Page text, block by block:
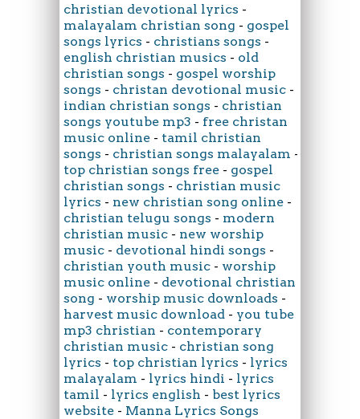
christian devotional lyrics -
malayalam christian song - gospel
songs lyrics - christians songs -
english christian musics - old
christian songs - gospel worship
songs - christan devotional music -
indian christian songs - christian
songs youtube mp3 - free christan
music online - tamil christian
songs - christian songs malayalam -
top christian songs free - gospel
christian songs - christian music
lyrics - new christian song online -
christian telugu songs - modern
christian music - new worship
music - devotional hindi songs -
christian youth music - worship
music online - devotional christian
song - worship music downloads -
harvest music download - you tube
mp3 christian - contemporary
christian music - christian song
lyrics - top christian lyrics - lyrics
malayalam - lyrics hindi - lyrics
tamil - lyrics english - best lyrics
website - Manna Lyrics Songs